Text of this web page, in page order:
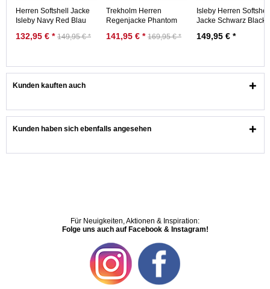
Herren Softshell Jacke
Isleby Navy Red Blau
132,95 € * 149,95 € *
Trekholm Herren
Regenjacke Phantom
Gefüttert
141,95 € * 169,95 € *
Isleby Herren Softshell
Jacke Schwarz Black
149,95 € *
Kunden kauften auch
Kunden haben sich ebenfalls angesehen
Für Neuigkeiten, Aktionen & Inspiration:
Folge uns auch auf Facebook & Instagram!